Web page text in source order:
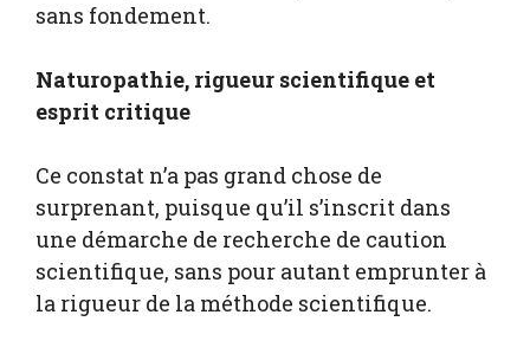
sans fondement.
Naturopathie, rigueur scientifique et
esprit critique
Ce constat n’a pas grand chose de
surprenant, puisque qu’il s’inscrit dans
une démarche de recherche de caution
scientifique, sans pour autant emprunter à
la rigueur de la méthode scientifique.